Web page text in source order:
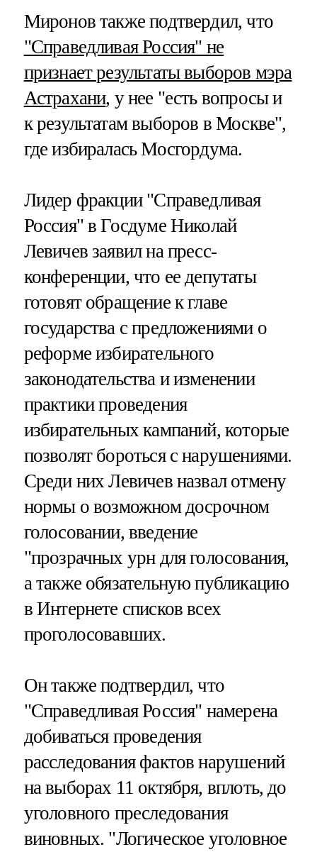
Миронов также подтвердил, что
"Справедливая Россия" не
признает результаты выборов мэра
Астрахани, у нее "есть вопросы и
к результатам выборов в Москве",
где избиралась Мосгордума.
Лидер фракции "Справедливая
Россия" в Госдуме Николай
Левичев заявил на пресс-
конференции, что ее депутаты
готовят обращение к главе
государства с предложениями о
реформе избирательного
законодательства и изменении
практики проведения
избирательных кампаний, которые
позволят бороться с нарушениями.
Среди них Левичев назвал отмену
нормы о возможном досрочном
голосовании, введение
"прозрачных урн для голосования,
а также обязательную публикацию
в Интернете списков всех
проголосовавших.
Он также подтвердил, что
"Справедливая Россия" намерена
добиваться проведения
расследования фактов нарушений
на выборах 11 октября, вплоть, до
уголовного преследования
виновных. "Логическое уголовное